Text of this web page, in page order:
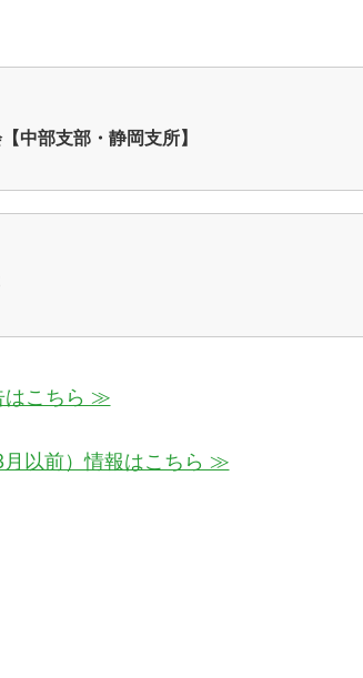
中部支部・静岡支所】
はこちら ≫
以前）情報はこちら ≫